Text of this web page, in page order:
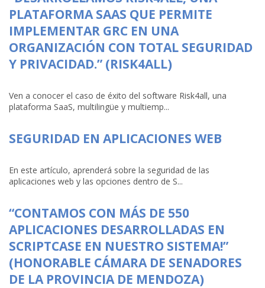
PLATAFORMA SAAS QUE PERMITE
IMPLEMENTAR GRC EN UNA
ORGANIZACIÓN CON TOTAL SEGURIDAD
Y PRIVACIDAD.” (RISK4ALL)
Ven a conocer el caso de éxito del software Risk4all, una
plataforma SaaS, multilingüe y multiemp...
SEGURIDAD EN APLICACIONES WEB
En este artículo, aprenderá sobre la seguridad de las
aplicaciones web y las opciones dentro de S...
“CONTAMOS CON MÁS DE 550
APLICACIONES DESARROLLADAS EN
SCRIPTCASE EN NUESTRO SISTEMA!”
(HONORABLE CÁMARA DE SENADORES
DE LA PROVINCIA DE MENDOZA)